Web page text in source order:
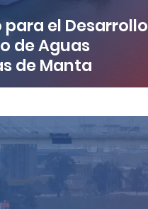
el Desarrollo
de Aguas
de Manta